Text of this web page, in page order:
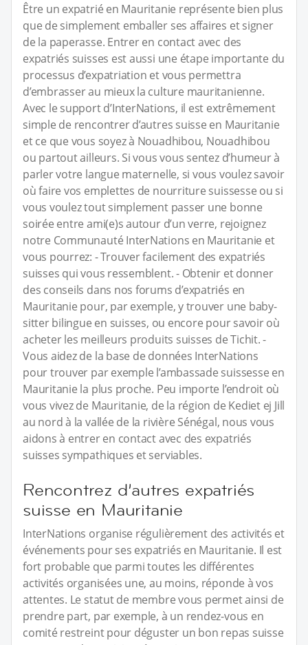
Être un expatrié en Mauritanie représente bien plus
que de simplement emballer ses affaires et signer
de la paperasse. Entrer en contact avec des
expatriés suisses est aussi une étape importante du
processus d’expatriation et vous permettra
d’embrasser au mieux la culture mauritanienne.
Avec le support d’InterNations, il est extrêmement
simple de rencontrer d’autres suisse en Mauritanie
et ce que vous soyez à Nouadhibou, Nouadhibou
ou partout ailleurs. Si vous vous sentez d’humeur à
parler votre langue maternelle, si vous voulez savoir
où faire vos emplettes de nourriture suissesse ou si
vous voulez tout simplement passer une bonne
soirée entre ami(e)s autour d’un verre, rejoignez
notre Communauté InterNations en Mauritanie et
vous pourrez: - Trouver facilement des expatriés
suisses qui vous ressemblent. - Obtenir et donner
des conseils dans nos forums d’expatriés en
Mauritanie pour, par exemple, y trouver une baby-
sitter bilingue en suisses, ou encore pour savoir où
acheter les meilleurs produits suisses de Tichit. -
Vous aidez de la base de données InterNations
pour trouver par exemple l’ambassade suissesse en
Mauritanie la plus proche. Peu importe l’endroit où
vous vivez de Mauritanie, de la région de Kediet ej Jill
au nord à la vallée de la rivière Sénégal, nous vous
aidons à entrer en contact avec des expatriés
suisses sympathiques et serviables.
Rencontrez d’autres expatriés
suisse en Mauritanie
InterNations organise régulièrement des activités et
événements pour ses expatriés en Mauritanie. Il est
fort probable que parmi toutes les différentes
activités organisées une, au moins, réponde à vos
attentes. Le statut de membre vous permet ainsi de
prendre part, par exemple, à un rendez-vous en
comité restreint pour déguster un bon repas suisse